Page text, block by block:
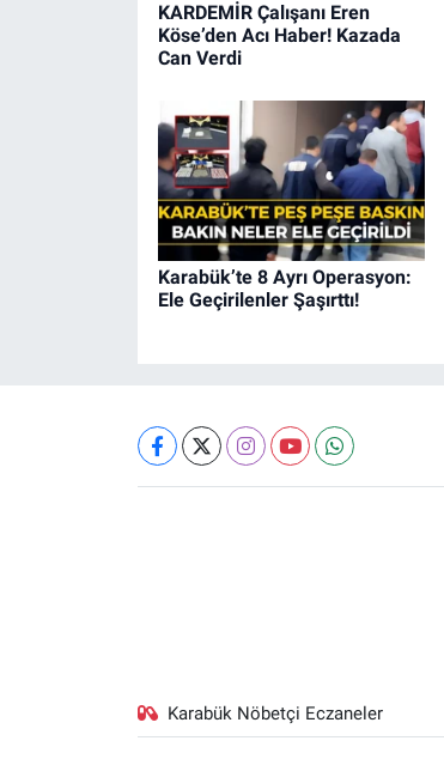
KARDEMİR Çalışanı Eren
Köse’den Acı Haber! Kazada
Can Verdi
Karabük’te 8 Ayrı Operasyon:
Ele Geçirilenler Şaşırttı!
Karabük Nöbetçi Eczaneler